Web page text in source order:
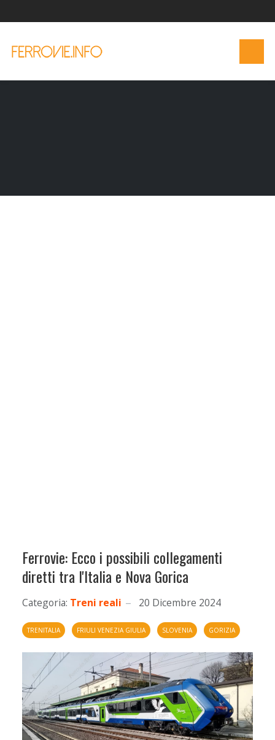
Ferrovie: Ecco i possibili collegamenti
diretti tra l'Italia e Nova Gorica
Categoria: Treni reali 20 Dicembre 2024
TRENITALIA FRIULI VENEZIA GIULIA SLOVENIA GORIZIA